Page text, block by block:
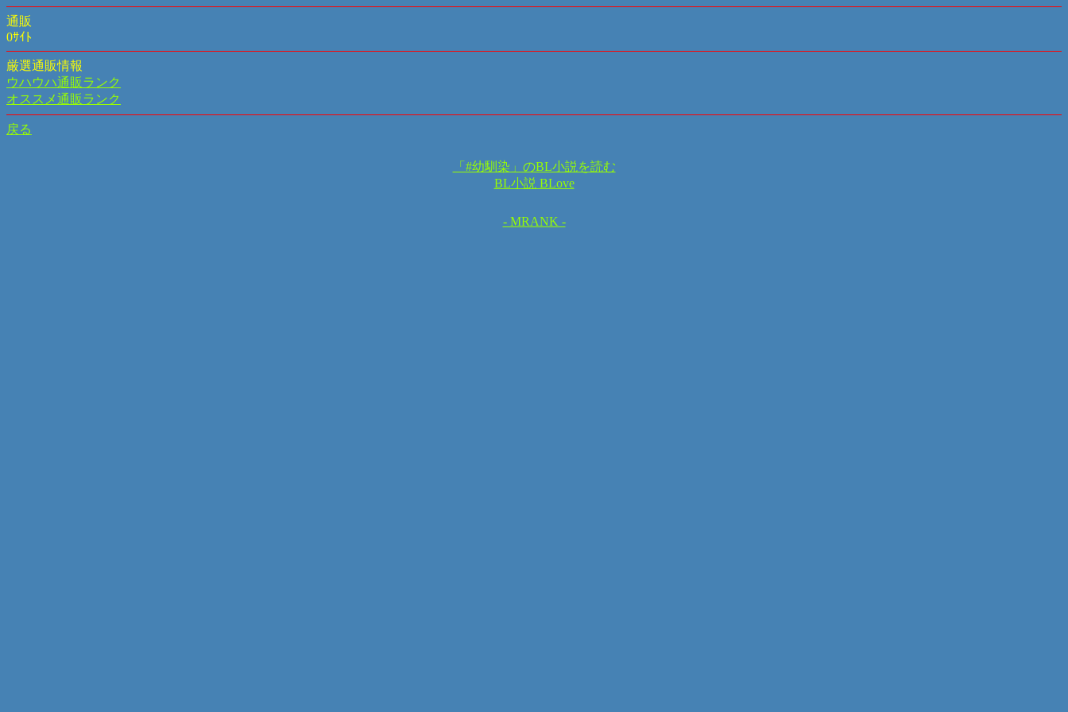
通販
0ｻｲﾄ
厳選通販情報
ウハウハ通販ランク
オススメ通販ランク
戻る
「#幼馴染」のBL小説を読む
BL小説 BLove
- MRANK -